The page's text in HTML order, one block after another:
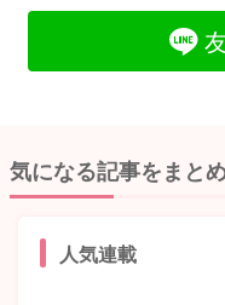
気になる記事をまと
人気連載